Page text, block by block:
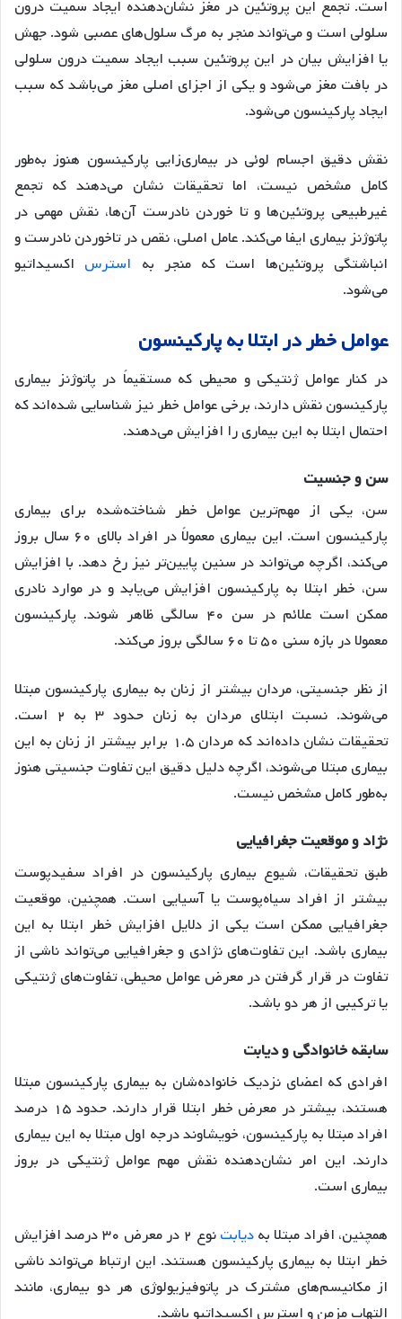
است. تجمع این پروتئین در مغز نشان‌دهنده ایجاد سمیت درون
سلولی است و می‌تواند منجر به مرگ سلول‌های عصبی شود. جهش
یا افزایش بیان در این پروتئین سبب ایجاد سمیت درون سلولی
در بافت مغز می‌شود و یکی از اجزای اصلی مغز می‌باشد که سبب
ایجاد پارکینسون می‌شود.
نقش دقیق اجسام لوئی در بیماری‌زایی پارکینسون هنوز به‌طور
کامل مشخص نیست، اما تحقیقات نشان می‌دهند که تجمع
غیرطبیعی پروتئین‌ها و تا خوردن نادرست آن‌ها، نقش مهمی در
پاتوژنز بیماری ایفا می‌کند. عامل اصلی، نقص در تاخوردن نادرست و
انباشتگی پروتئین‌ها است که منجر به استرس اکسیداتیو
می‌شود.
عوامل خطر در ابتلا به پارکینسون
در کنار عوامل ژنتیکی و محیطی که مستقیماً در پاتوژنز بیماری
پارکینسون نقش دارند، برخی عوامل خطر نیز شناسایی شده‌اند که
احتمال ابتلا به این بیماری را افزایش می‌دهند.
سن و جنسیت
سن، یکی از مهم‌ترین عوامل خطر شناخته‌شده برای بیماری
پارکینسون است. این بیماری معمولاً در افراد بالای ۶۰ سال بروز
می‌کند، اگرچه می‌تواند در سنین پایین‌تر نیز رخ دهد. با افزایش
سن، خطر ابتلا به پارکینسون افزایش می‌یابد و در موارد نادری
ممکن است علائم در سن ۴۰ سالگی ظاهر شوند. پارکینسون
معمولا در بازه سنی ۵۰ تا ۶۰ سالگی بروز می‌کند.
از نظر جنسیتی، مردان بیشتر از زنان به بیماری پارکینسون مبتلا
می‌شوند. نسبت ابتلای مردان به زنان حدود ۳ به ۲ است.
تحقیقات نشان داده‌اند که مردان ۱.۵ برابر بیشتر از زنان به این
بیماری مبتلا می‌شوند، اگرچه دلیل دقیق این تفاوت جنسیتی هنوز
به‌طور کامل مشخص نیست.
نژاد و موقعیت جغرافیایی
طبق تحقیقات، شیوع بیماری پارکینسون در افراد سفیدپوست
بیشتر از افراد سیاه‌پوست یا آسیایی است. همچنین، موقعیت
جغرافیایی ممکن است یکی از دلایل افزایش خطر ابتلا به این
بیماری باشد. این تفاوت‌های نژادی و جغرافیایی می‌تواند ناشی از
تفاوت در قرار گرفتن در معرض عوامل محیطی، تفاوت‌های ژنتیکی
یا ترکیبی از هر دو باشد.
سابقه خانوادگی و دیابت
افرادی که اعضای نزدیک خانواده‌شان به بیماری پارکینسون مبتلا
هستند، بیشتر در معرض خطر ابتلا قرار دارند. حدود ۱۵ درصد
افراد مبتلا به پارکینسون، خویشاوند درجه اول مبتلا به این بیماری
دارند. این امر نشان‌دهنده نقش مهم عوامل ژنتیکی در بروز
بیماری است.
همچنین، افراد مبتلا بهدیابت
نوع ۲ در معرض ۳۰ درصد افزایش
خطر ابتلا به بیماری پارکینسون هستند. این ارتباط می‌تواند ناشی
از مکانیسم‌های مشترک در پاتوفیزیولوژی هر دو بیماری، مانند
التهاب مزمن و استرس اکسیداتیو باشد.